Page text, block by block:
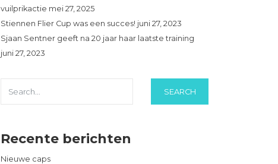
vuilprikactie mei 27, 2025
Stiennen Flier Cup was een succes! juni 27, 2023
Sjaan Sentner geeft na 20 jaar haar laatste training
juni 27, 2023
Recente berichten
Nieuwe caps